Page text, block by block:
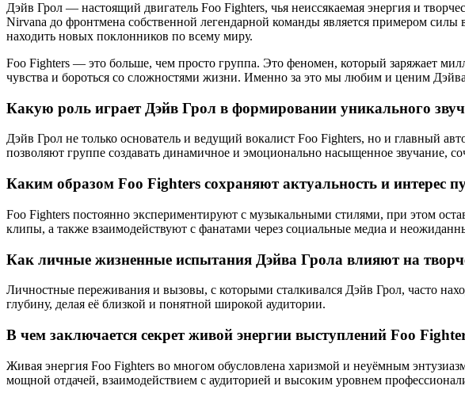
Дэйв Грол — настоящий двигатель Foo Fighters, чья неиссякаемая энергия и
Nirvana до фронтмена собственной легендарной команды является примером силы
находить новых поклонников по всему миру.
Foo Fighters — это больше, чем просто группа. Это феномен, который заряжает
чувства и бороться со сложностями жизни. Именно за это мы любим и ценим Дэйва
Какую роль играет Дэйв Грол в формировании уникального
Дэйв Грол не только основатель и ведущий вокалист Foo Fighters, но и главный
позволяют группе создавать динамичное и эмоционально насыщенное звучание,
Каким образом Foo Fighters сохраняют актуальность и интерес
Foo Fighters постоянно экспериментируют с музыкальными стилями, при этом
клипы, а также взаимодействуют с фанатами через социальные медиа и
Как личные жизненные испытания Дэйва Грола влияют на
Личностные переживания и вызовы, с которыми сталкивался Дэйв Грол, часто
глубину, делая её близкой и понятной широкой аудитории.
В чем заключается секрет живой энергии выступлений Foo
Живая энергия Foo Fighters во многом обусловлена харизмой и неуёмным
мощной отдачей, взаимодействием с аудиторией и высоким уровнем